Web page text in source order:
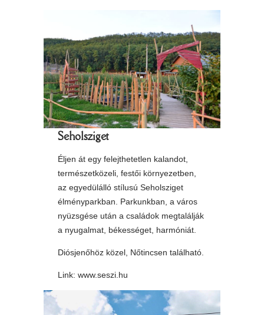
Seholsziget
Éljen át egy felejthetetlen kalandot,
természetközeli, festői környezetben,
az egyedülálló stílusú Seholsziget
élményparkban. Parkunkban, a város
nyüzsgése után a családok megtalálják
a nyugalmat, békességet, harmóniát.
Diósjenőhöz közel, Nőtincsen található.
Link: www.seszi.hu